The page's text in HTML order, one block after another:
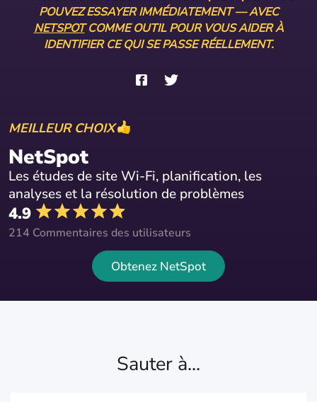
POUVEZ ESSAYER IMMÉDIATEMENT — AVEC
NETSPOTCOMME OUTIL POUR VOUS AIDER À
IDENTIFIER CE QUI SE PASSE RÉELLEMENT.
MEILLEUR CHOIX
NetSpot
Les études de site Wi-Fi, planification, les
analyses et la résolution de problèmes
4.9
214 Commentaires des utilisateurs
Obtenez NetSpot
Sauter à...